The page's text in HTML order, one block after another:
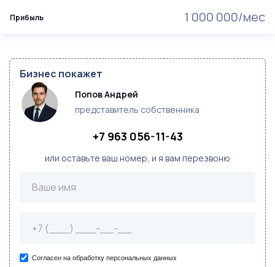
Прибыль 1 000 000/мес
Бизнес покажет
Попов Андрей
представитель собственника
+7 963 056-11-43
или оставьте ваш номер, и я вам перезвоню
Согласен на обработку персональных данных